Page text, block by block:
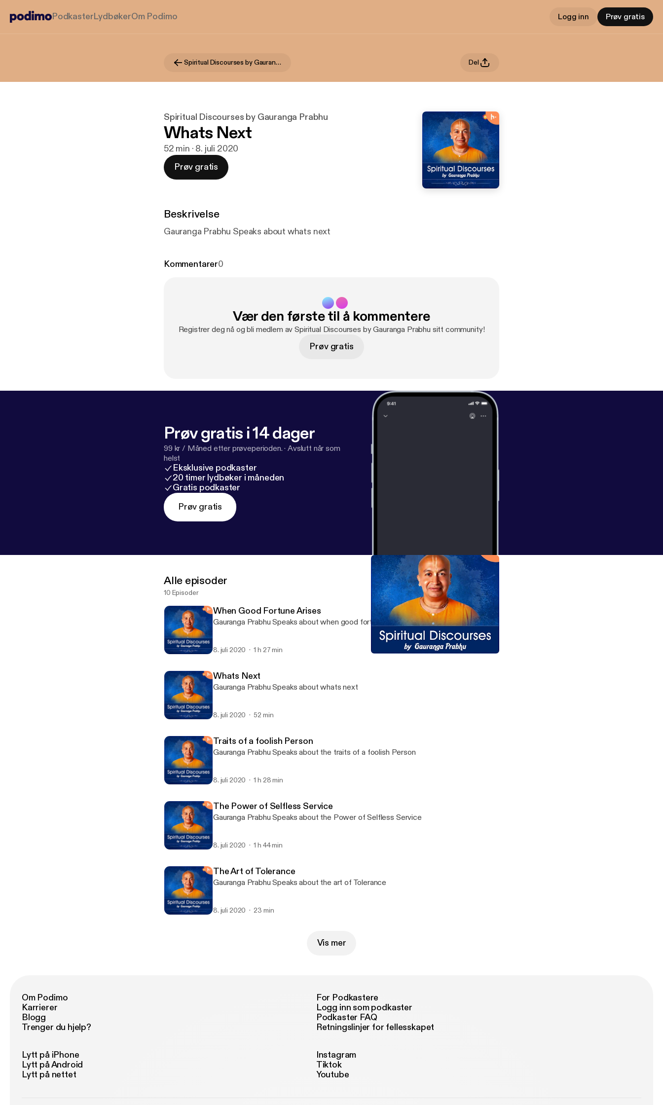
PodkasterLydbøkerOm Podimo Logg inn Prøv gratis
Spiritual Discourses by Gauranga Prabhu Del
Spiritual Discourses by Gauranga Prabhu
Whats Next
52 min · 8. juli 2020
Prøv gratis
Beskrivelse
Gauranga Prabhu Speaks about whats next
Kommentarer0
Vær den første til å kommentere
Registrer deg nå og bli medlem av Spiritual Discourses by Gauranga Prabhu sitt community!
Prøv gratis
Prøv gratis i 14 dager
99 kr / Måned etter prøveperioden. ·Avslutt når som
helst
Eksklusive podkaster
20 timer lydbøker i måneden
Gratis podkaster
Prøv gratis
Alle episoder
10 Episoder
When Good Fortune Arises
Gauranga Prabhu Speaks about when good fortune arises
8. juli 2020 1 h 27 min
Whats Next
Gauranga Prabhu Speaks about whats next
8. juli 2020 52 min
Traits of a foolish Person
Gauranga Prabhu Speaks about the traits of a foolish Person
8. juli 2020 1 h 28 min
The Power of Selfless Service
Gauranga Prabhu Speaks about the Power of Selfless Service
8. juli 2020 1 h 44 min
The Art of Tolerance
Gauranga Prabhu Speaks about the art of Tolerance
8. juli 2020 23 min
Vis mer
Om Podimo
Karrierer
Blogg
Trenger du hjelp?
For Podkastere
Logg inn som podkaster
Podkaster FAQ
Retningslinjer for fellesskapet
Lytt på iPhone
Lytt på Android
Lytt på nettet
Instagram
Tiktok
Youtube